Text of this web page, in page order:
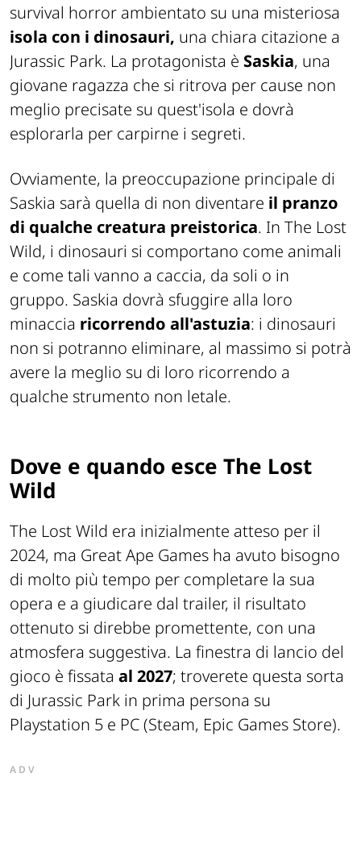
survival horror ambientato su una misteriosa
isola con i dinosauri, una chiara citazione a
Jurassic Park. La protagonista è Saskia, una
giovane ragazza che si ritrova per cause non
meglio precisate su quest'isola e dovrà
esplorarla per carpirne i segreti.
Ovviamente, la preoccupazione principale di
Saskia sarà quella di non diventare il pranzo
di qualche creatura preistorica. In The Lost
Wild, i dinosauri si comportano come animali
e come tali vanno a caccia, da soli o in
gruppo. Saskia dovrà sfuggire alla loro
minaccia ricorrendo all'astuzia: i dinosauri
non si potranno eliminare, al massimo si potrà
avere la meglio su di loro ricorrendo a
qualche strumento non letale.
Dove e quando esce The Lost
Wild
The Lost Wild era inizialmente atteso per il
2024, ma Great Ape Games ha avuto bisogno
di molto più tempo per completare la sua
opera e a giudicare dal trailer, il risultato
ottenuto si direbbe promettente, con una
atmosfera suggestiva. La finestra di lancio del
gioco è fissata al 2027; troverete questa sorta
di Jurassic Park in prima persona su
Playstation 5 e PC (Steam, Epic Games Store).
ADV